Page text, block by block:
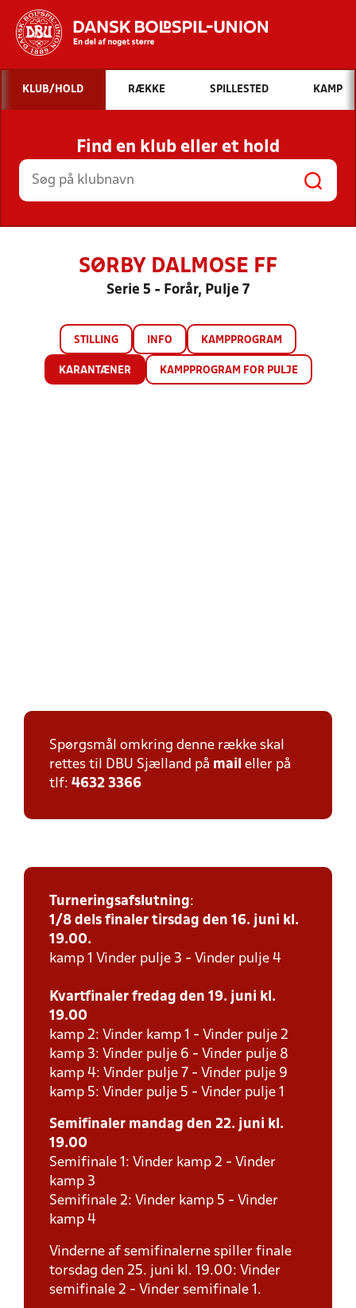
Hvad vil du søge efter?
INDHOLD OG NYHEDER
STILLINGER, RESULTATER, KLUBBER OG
HOLD
KLUB/HOLD RÆKKE SPILLESTED KAMP
Find en klub eller et hold
SØRBY DALMOSE FF
Serie 5 - Forår, Pulje 7
STILLING INFO KAMPPROGRAM
KARANTÆNER KAMPPROGRAM FOR PULJE
Spørgsmål omkring denne række skal
rettes til DBU Sjælland på mail eller på
tlf: 4632 3366
Turneringsafslutning:
1/8 dels finaler tirsdag den 16. juni kl.
19.00.
kamp 1 Vinder pulje 3 - Vinder pulje 4
Kvartfinaler fredag den 19. juni kl.
19.00
kamp 2: Vinder kamp 1 - Vinder pulje 2
kamp 3: Vinder pulje 6 - Vinder pulje 8
kamp 4: Vinder pulje 7 - Vinder pulje 9
kamp 5: Vinder pulje 5 - Vinder pulje 1
Semifinaler mandag den 22. juni kl.
19.00
Semifinale 1: Vinder kamp 2 - Vinder
kamp 3
Semifinale 2: Vinder kamp 5 - Vinder
kamp 4
Vinderne af semifinalerne spiller finale
torsdag den 25. juni kl. 19.00: Vinder
semifinale 2 - Vinder semifinale 1.